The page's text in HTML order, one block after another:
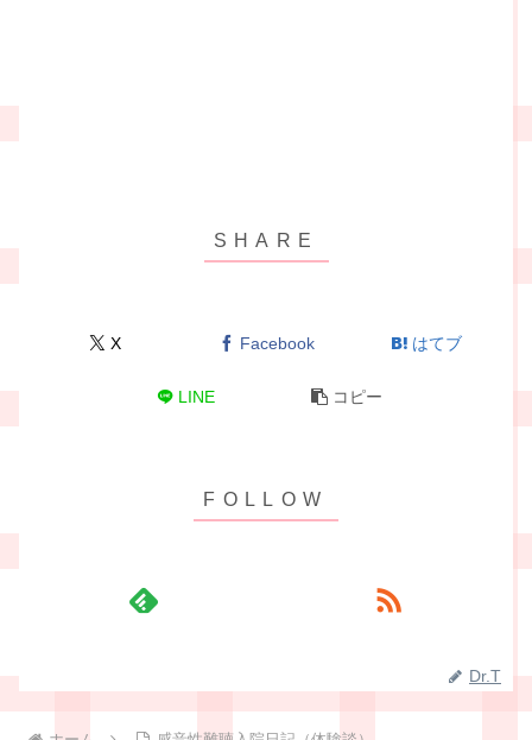
X Facebook はてブ
LINE コピー
Dr.T